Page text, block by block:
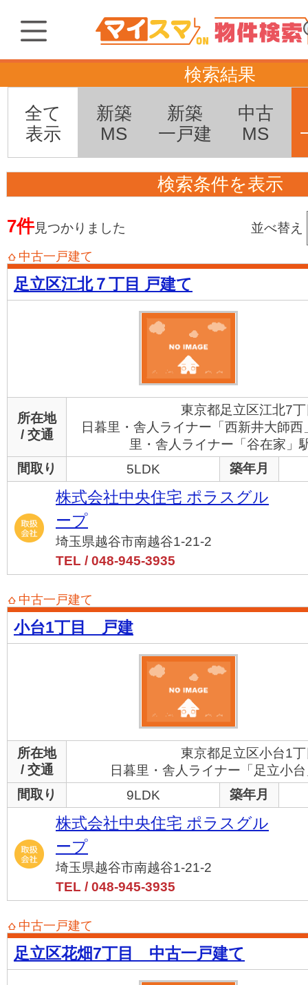
検索結果
全て
表示
新築
MS
新築
一戸建
中古
MS
検索条件を表示
7件見つかりました 並べ替え
中古一戸建て
足立区江北７丁目 戸建て
所在地
/ 交通
東京都足立区江北7
日暮里・舎人ライナー「西新井大師
里・舎人ライナー「谷在家」
間取り
5LDK 築年月
株式会社中央住宅 ポラスグル
ープ
埼玉県越谷市南越谷1-21-2
TEL / 048-945-3935
中古一戸建て
小台1丁目 戸建
所在地
/ 交通
東京都足立区小台1
日暮里・舎人ライナー「足立小
間取り
9LDK 築年月
株式会社中央住宅 ポラスグル
ープ
埼玉県越谷市南越谷1-21-2
TEL / 048-945-3935
中古一戸建て
足立区花畑7丁目 中古一戸建て